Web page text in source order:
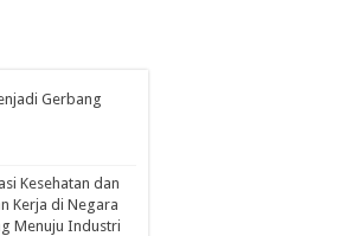
Gerbang
Kesehatan dan
Kerja di Negara
Menuju Industri